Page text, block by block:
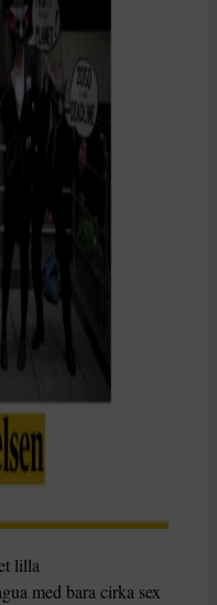
lilla
med bara cirka sex